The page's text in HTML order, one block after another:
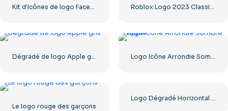
Kit d'icônes de logo Facebook Roblox Logo 2023 Classique Noir horizontal
Dégradé de logo Apple gris Logo Icône Arrondie Sombre Apple
Le logo rouge des garçons
Logo Dégradé Horizontal Instagram